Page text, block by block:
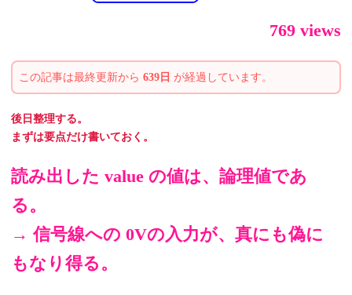
769 views
この記事は最終更新から 639日 が経過しています。
後日整理する。
まずは要点だけ書いておく。
読み出した value の値は、論理値であ
る。
→ 信号線への 0Vの入力が、真にも偽に
もなり得る。